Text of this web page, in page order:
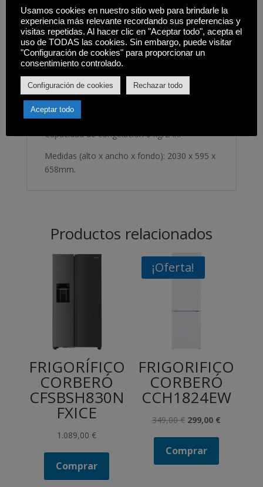
Alarma puerta abierta, Congelación rápida,
Súper refrigeración, Función ECO
Domótica: WiFi integrado
Frigorífico: 4 Estantes - 1 cajón FreshBox
para frutas y verduras - 5 baldas en la puerta
- Huevera - Iluminación LED
Congelador: 3 cajones - cubitera
Capacidad de congelación 8 kg/24hr
Medidas (alto x ancho x fondo): 2030 x 595 x
658mm.
Productos relacionados
FRIGORÍFICO
CORBERÓ
CFSBSH830N
FXICE
1.089,00 €
Comprar
¡Oferta!
FRIGORIFICO
CORBERÓ
CCH1824EW
349,00€ El
precio
original
era:
299,00 €El
Comprar
Usamos cookies en nuestro sitio web para brindarle la
experiencia más relevante recordando sus preferencias y
visitas repetidas. Al hacer clic en "Aceptar todo", acepta el
uso de TODAS las cookies. Sin embargo, puede visitar
"Configuración de cookies" para proporcionar un
consentimiento controlado.
Configuración de cookies Rechazar todo
Aceptar todo